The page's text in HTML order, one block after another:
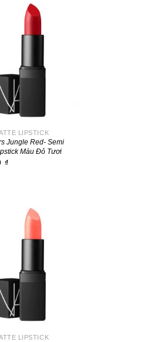
LIPSTICK
Jungle Red- Semi
Màu Đỏ Tươi
₫
LIPSTICK